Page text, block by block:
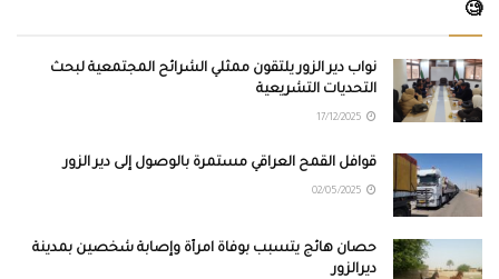
🧐
نواب دير الزور يلتقون ممثلي الشرائح المجتمعية لبحث
التحديات التشريعية
قوافل القمح العراقي مستمرة بالوصول إلى دير الزور
حصان هائج يتسبب بوفاة امرأة وإصابة شخصين بمدينة
ديرالزور